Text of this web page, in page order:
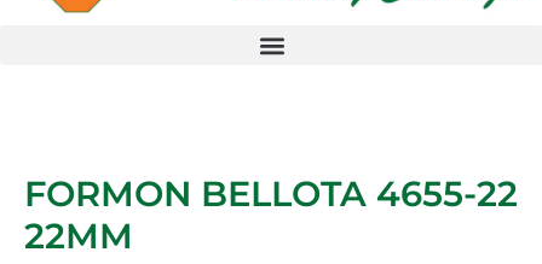
FORMON BELLOTA 4655-22
22MM